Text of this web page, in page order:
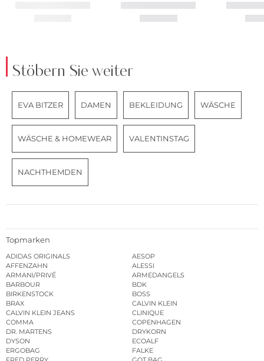
Stöbern Sie weiter
EVA BITZER DAMEN BEKLEIDUNG WÄSCHE
WÄSCHE & HOMEWEAR VALENTINSTAG
NACHTHEMDEN
Topmarken
ADIDAS ORIGINALS
AESOP
AFFENZAHN
ALESSI
ARMANI/PRIVÉ
ARMEDANGELS
BARBOUR
BDK
BIRKENSTOCK
BOSS
BRAX
CALVIN KLEIN
CALVIN KLEIN JEANS
CLINIQUE
COMMA
COPENHAGEN
DR. MARTENS
DRYKORN
DYSON
ECOALF
ERGOBAG
FALKE